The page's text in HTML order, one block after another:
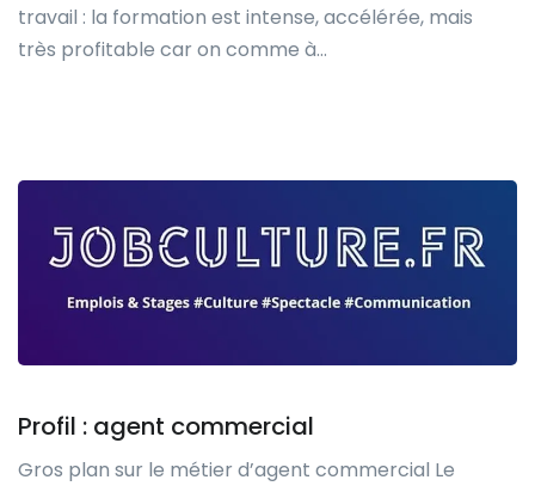
travail : la formation est intense, accélérée, mais
très profitable car on comme à…
Profil : agent commercial
Gros plan sur le métier d’agent commercial Le